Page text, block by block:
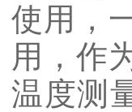
使用，
用，作
温度测